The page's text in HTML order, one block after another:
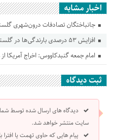
اخبار مشابه
جانباختگان تصادفات درون‌شهری گلستان ۱۷ درصد
افزایش ۵۳ درصدی بارندگی‌ها در گلستان
امام جمعه گنبدکاووس: اخراج
ثبت دیدگاه
دیدگاه های ارسال شده توسط
سایت منتشر خواهد شد.
پیام هایی که حاوی تهمت یا